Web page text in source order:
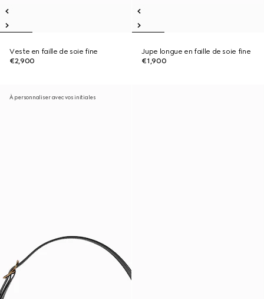
Veste en faille de soie fine
€2,900
Jupe longue en faille de soie fine
€1,900
À personnaliser avec vos initiales